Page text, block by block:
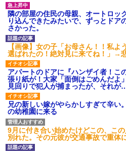
隣の部屋の住民の母親、オートロッ
り込んできたみたいで、ずっとドア
さかった。
【画像】女の子「お母さん！！私よ
選ばれたの！絶対見に来てね！」→
アパートのドアに『ハンザイ者！こ
張り紙が！大家「面倒はごめんだよ
見回りで犯人が捕まったが、それ
兄の新しい嫁がやらかしすぎて辛い
の幼稚園に来る
9月に付き合い始めたけどこの、こ
別れた。その元彼が交通事故で重体